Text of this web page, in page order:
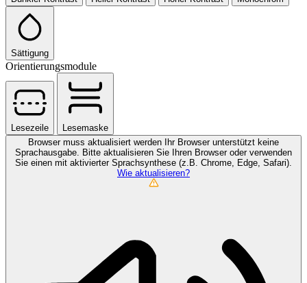
Sättigung
Orientierungsmodule
Lesezeile
Lesemaske
Browser muss aktualisiert werden
Ihr Browser unterstützt keine
Sprachausgabe. Bitte aktualisieren Sie Ihren Browser oder verwenden
Sie einen mit aktivierter Sprachsynthese (z.B. Chrome, Edge, Safari).
Wie aktualisieren?